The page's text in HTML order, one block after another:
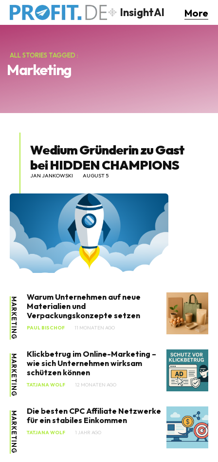
InsightAI More
ALL STORIES TAGGED :
Marketing
Wedium Gründerin zu Gast
bei HIDDEN CHAMPIONS
JAN JANKOWSKI AUGUST 5
MARKETING
Warum Unternehmen auf neue
Materialien und
Verpackungskonzepte setzen
PAUL BISCHOF 11 MONATEN AGO
MARKETING
Klickbetrug im Online-Marketing –
wie sich Unternehmen wirksam
schützen können
TATJANA WOLF 12 MONATEN AGO
MARKETING
Die besten CPC Affiliate Netzwerke
für ein stabiles Einkommen
TATJANA WOLF 1 JAHR AGO